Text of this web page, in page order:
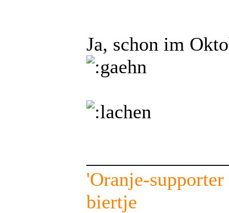
Ja, schon im
'Oranje-
biertje